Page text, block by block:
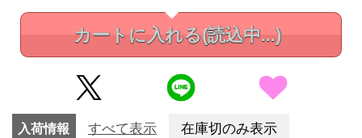
カートに入れる(読込中...)
入荷情報 すべて表示 在庫切のみ表示